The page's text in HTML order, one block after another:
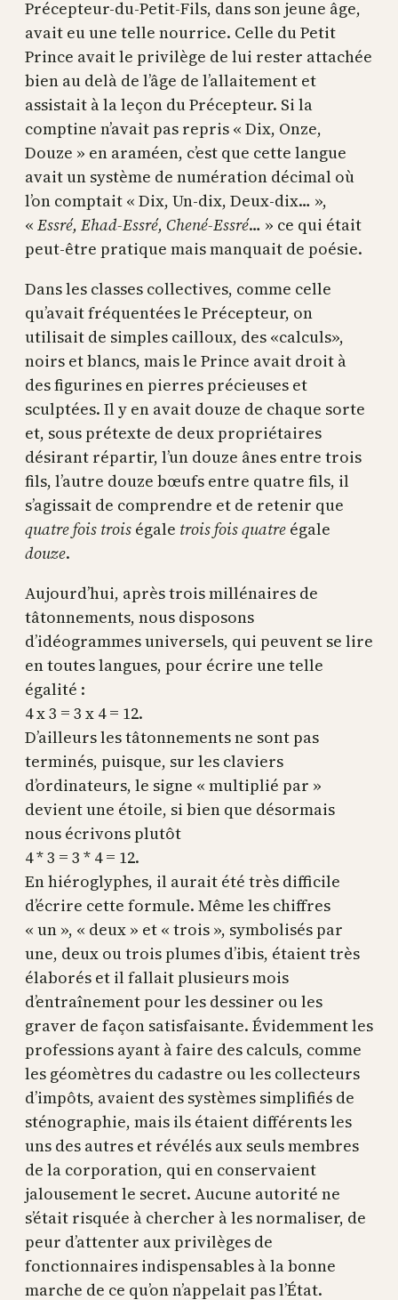
Précepteur-du-Petit-Fils, dans son jeune âge,
avait eu une telle nourrice. Celle du Petit
Prince avait le privilège de lui rester attachée
bien au delà de l’âge de l’allaitement et
assistait à la leçon du Précepteur. Si la
comptine n’avait pas repris « Dix, Onze,
Douze » en araméen, c’est que cette langue
avait un système de numération décimal où
l’on comptait « Dix, Un-dix, Deux-dix… »,
« Essré, Ehad-Essré, Chené-Essré… » ce qui était
peut-être pratique mais manquait de poésie.
Dans les classes collectives, comme celle
qu’avait fréquentées le Précepteur, on
utilisait de simples cailloux, des «calculs»,
noirs et blancs, mais le Prince avait droit à
des figurines en pierres précieuses et
sculptées. Il y en avait douze de chaque sorte
et, sous prétexte de deux propriétaires
désirant répartir, l’un douze ânes entre trois
fils, l’autre douze bœufs entre quatre fils, il
s’agissait de comprendre et de retenir que
quatre fois trois égale trois fois quatre égale
douze.
Aujourd’hui, après trois millénaires de
tâtonnements, nous disposons
d’idéogrammes universels, qui peuvent se lire
en toutes langues, pour écrire une telle
égalité :
4 x 3 = 3 x 4 = 12.
D’ailleurs les tâtonnements ne sont pas
terminés, puisque, sur les claviers
d’ordinateurs, le signe « multiplié par »
devient une étoile, si bien que désormais
nous écrivons plutôt
4 * 3 = 3 * 4 = 12.
En hiéroglyphes, il aurait été très difficile
d’écrire cette formule. Même les chiffres
« un », « deux » et « trois », symbolisés par
une, deux ou trois plumes d’ibis, étaient très
élaborés et il fallait plusieurs mois
d’entraînement pour les dessiner ou les
graver de façon satisfaisante. Évidemment les
professions ayant à faire des calculs, comme
les géomètres du cadastre ou les collecteurs
d’impôts, avaient des systèmes simplifiés de
sténographie, mais ils étaient différents les
uns des autres et révélés aux seuls membres
de la corporation, qui en conservaient
jalousement le secret. Aucune autorité ne
s’était risquée à chercher à les normaliser, de
peur d’attenter aux privilèges de
fonctionnaires indispensables à la bonne
marche de ce qu’on n’appelait pas l’État.